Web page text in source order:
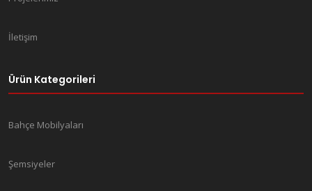
İletişim
Ürün Kategorileri
Bahçe Mobilyaları
Şemsiyeler